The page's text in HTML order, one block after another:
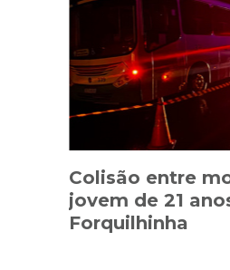
Colisão entre
jovem de 21
Forquilhinha